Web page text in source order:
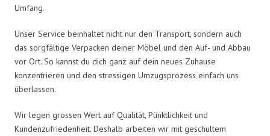
Umfang.
Unser Service beinhaltet nicht nur den Transport, sondern auch
das sorgfältige Verpacken deiner Möbel und den Auf- und Abbau
vor Ort. So kannst du dich ganz auf dein neues Zuhause
konzentrieren und den stressigen Umzugsprozess einfach uns
überlassen.
Wir legen grossen Wert auf Qualität, Pünktlichkeit und
Kundenzufriedenheit. Deshalb arbeiten wir mit geschultem